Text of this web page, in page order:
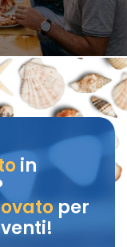
in
per